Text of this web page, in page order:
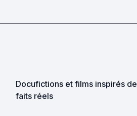
Docufictions et films inspirés de
faits réels